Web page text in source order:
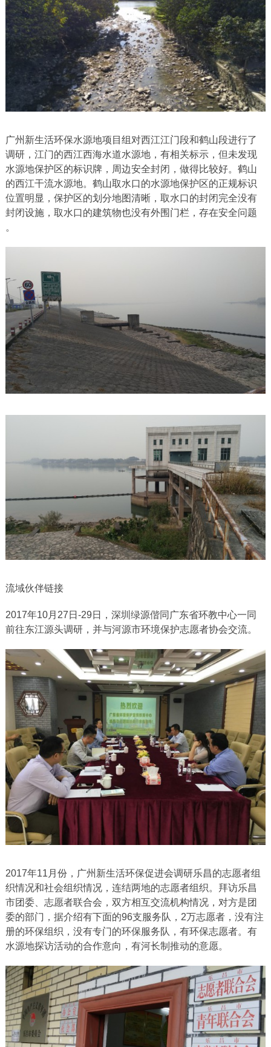
广州新生活环保水源地项目组对西江江门段和鹤山段进行了
调研，江门的西江西海水道水源地，有相关标示，但未发现
水源地保护区的标识牌，周边安全封闭，做得比较好。鹤山
的西江干流水源地。鹤山取水口的水源地保护区的正规标识
位置明显，保护区的划分地图清晰，取水口的封闭完全没有
封闭设施，取水口的建筑物也没有外围门栏，存在安全问题
。
流域伙伴链接
2017年10月27日-29日，深圳绿源偕同广东省环教中心一同
前往东江源头调研，并与河源市环境保护志愿者协会交流。
2017年11月份，广州新生活环保促进会调研乐昌的志愿者组
织情况和社会组织情况，连结两地的志愿者组织。拜访乐昌
市团委、志愿者联合会，双方相互交流机构情况，对方是团
委的部门，据介绍有下面的96支服务队，2万志愿者，没有注
册的环保组织，没有专门的环保服务队，有环保志愿者。有
水源地探访活动的合作意向，有河长制推动的意愿。